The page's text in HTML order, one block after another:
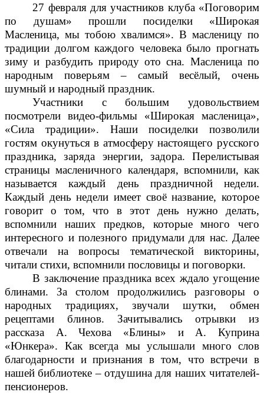
27 февраля для участников клуба «Поговорим
по душам» прошли посиделки «Широкая
Масленица, мы тобою хвалимся». В масленицу по
традиции долгом каждого человека было прогнать
зиму и разбудить природу ото сна. Масленица по
народным поверьям – самый весёлый, очень
шумный и народный праздник.
Участники с большим удовольствием
посмотрели видео-фильмы «Широкая масленица»,
«Сила традиции». Наши посиделки позволили
гостям окунуться в атмосферу настоящего русского
праздника, заряда энергии, задора. Перелистывая
страницы масленичного календаря, вспомнили, как
называется каждый день праздничной недели.
Каждый день недели имеет своё название, которое
говорит о том, что в этот день нужно делать,
вспомнили наших предков, которые много чего
интересного и полезного придумали для нас. Далее
отвечали на вопросы тематической викторины,
читали стихи, вспомнили пословицы и поговорки.
В заключение праздника всех ждало угощение
блинами. За столом продолжились разговоры о
народных традициях, звучали шутки, обмен
рецептами блинов. Зачитывались отрывки из
рассказа А. Чехова «Блины» и А. Куприна
«Юнкера». Как всегда мы услышали много слов
благодарности и признания в том, что встречи в
нашей библиотеке – отдушина для наших читателей-
пенсионеров.